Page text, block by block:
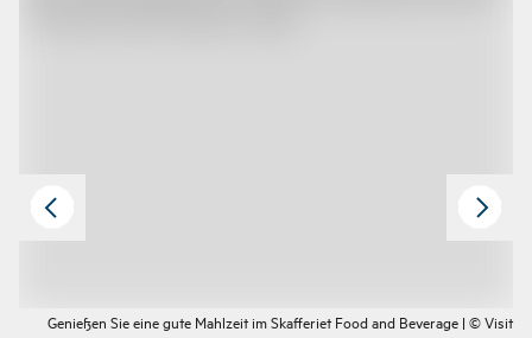
Genießen Sie eine gute Mahlzeit im Skafferiet Food and Beverage | © Visit